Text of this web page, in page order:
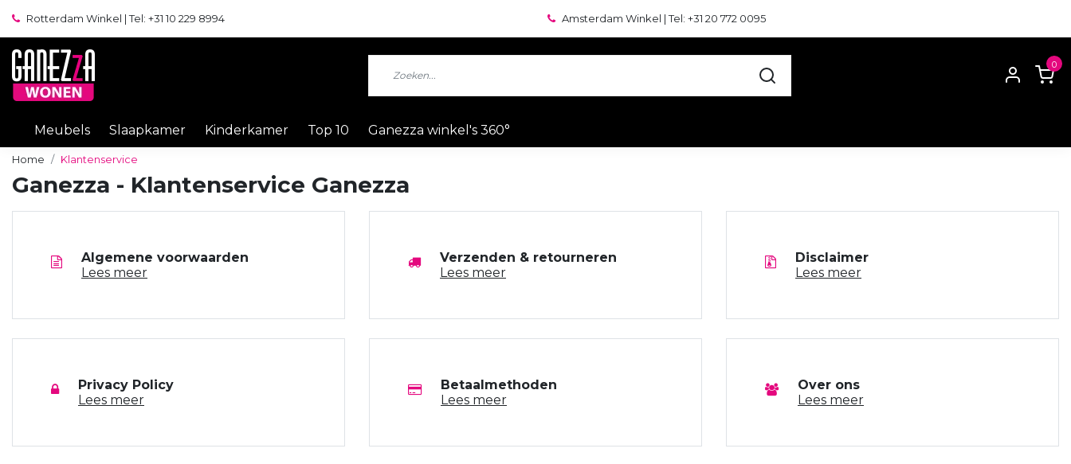
Rotterdam Winkel | Tel: +31 10 229 8994 Amsterdam Winkel | Tel: +31 20 772 0095
0
Meubels Slaapkamer Kinderkamer Top 10 Ganezza winkel's 360°
Home Klantenservice
Ganezza - Klantenservice Ganezza
Algemene voorwaarden
Lees meer
Verzenden & retourneren
Lees meer
Disclaimer
Lees meer
Privacy Policy
Lees meer
Betaalmethoden
Lees meer
Over ons
Lees meer